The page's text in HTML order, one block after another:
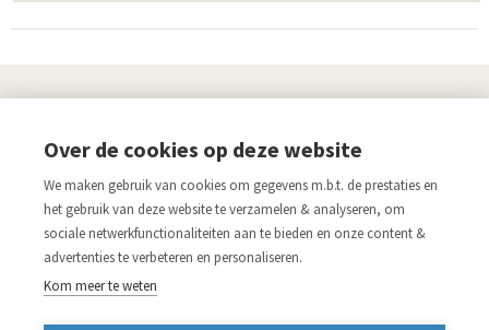
Links
Aanmelden nieuwsbrief
Pers
Acco.be
Algemene voorwaarden
Disclaimer
Privacy verklaring
Over de cookies op deze website
We maken gebruik van cookies om gegevens m.b.t. de prestaties en
het gebruik van deze website te verzamelen & analyseren, om
sociale netwerkfunctionaliteiten aan te bieden en onze content &
advertenties te verbeteren en personaliseren.
Kom meer te weten